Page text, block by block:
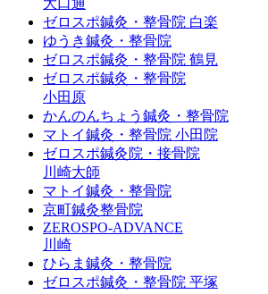
ゼロスポ鍼灸・整骨院 白楽
ゆうき鍼灸・整骨院
ゼロスポ鍼灸・整骨院 鶴見
ゼロスポ鍼灸・整骨院
小田原
かんのんちょう鍼灸・整骨院
マトイ鍼灸・整骨院 小田院
ゼロスポ鍼灸院・接骨院
川崎大師
マトイ鍼灸・整骨院
京町鍼灸整骨院
ZEROSPO-ADVANCE
川崎
ひらま鍼灸・整骨院
ゼロスポ鍼灸・整骨院 平塚